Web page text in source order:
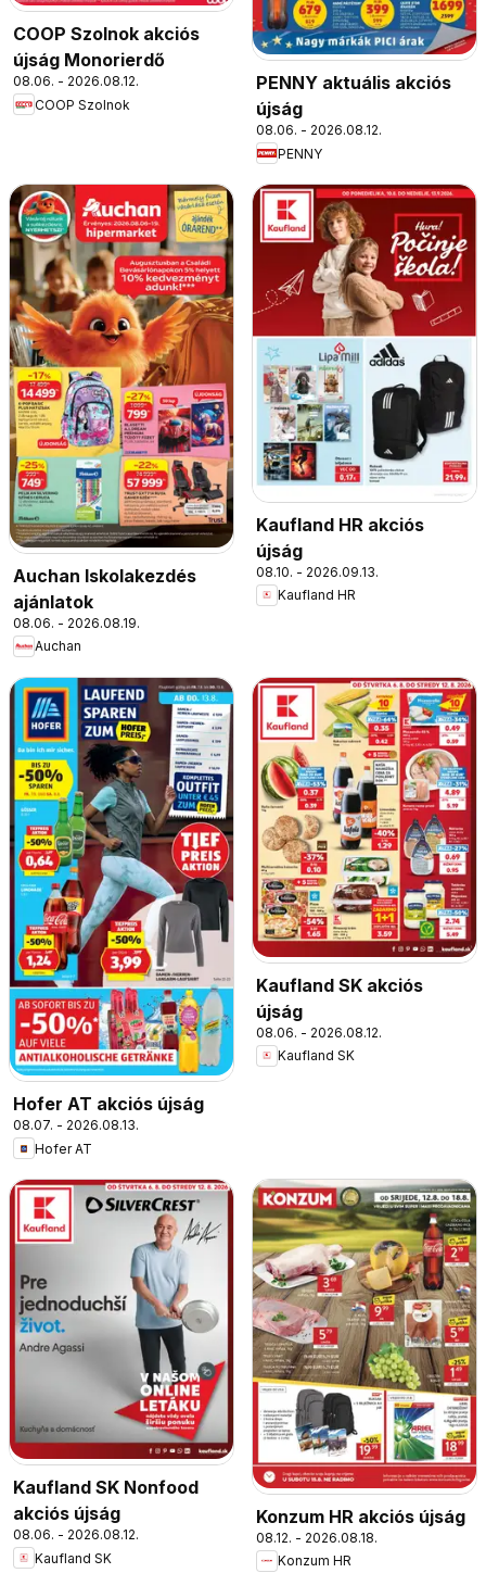
COOP Szolnok akciós
újság Monorierdő
08.06. - 2026.08.12.
COOP Szolnok
PENNY aktuális akciós
újság
08.06. - 2026.08.12.
PENNY
Auchan Iskolakezdés
ajánlatok
08.06. - 2026.08.19.
Auchan
Kaufland HR akciós
újság
08.10. - 2026.09.13.
Kaufland HR
Hofer AT akciós újság
08.07. - 2026.08.13.
Hofer AT
Kaufland SK akciós
újság
08.06. - 2026.08.12.
Kaufland SK
Kaufland SK Nonfood
akciós újság
08.06. - 2026.08.12.
Kaufland SK
Konzum HR akciós újság
08.12. - 2026.08.18.
Konzum HR